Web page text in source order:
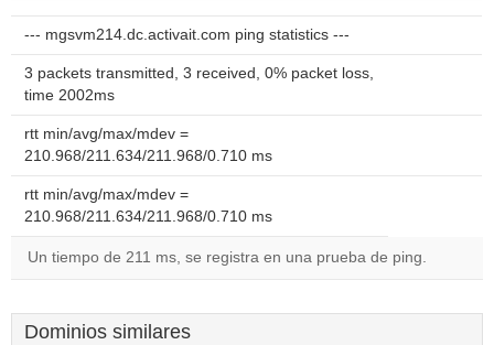
--- mgsvm214.dc.activait.com ping statistics ---
3 packets transmitted, 3 received, 0% packet loss,
time 2002ms
rtt min/avg/max/mdev =
210.968/211.634/211.968/0.710 ms
rtt min/avg/max/mdev =
210.968/211.634/211.968/0.710 ms
Un tiempo de 211 ms, se registra en una prueba de ping.
Dominios similares